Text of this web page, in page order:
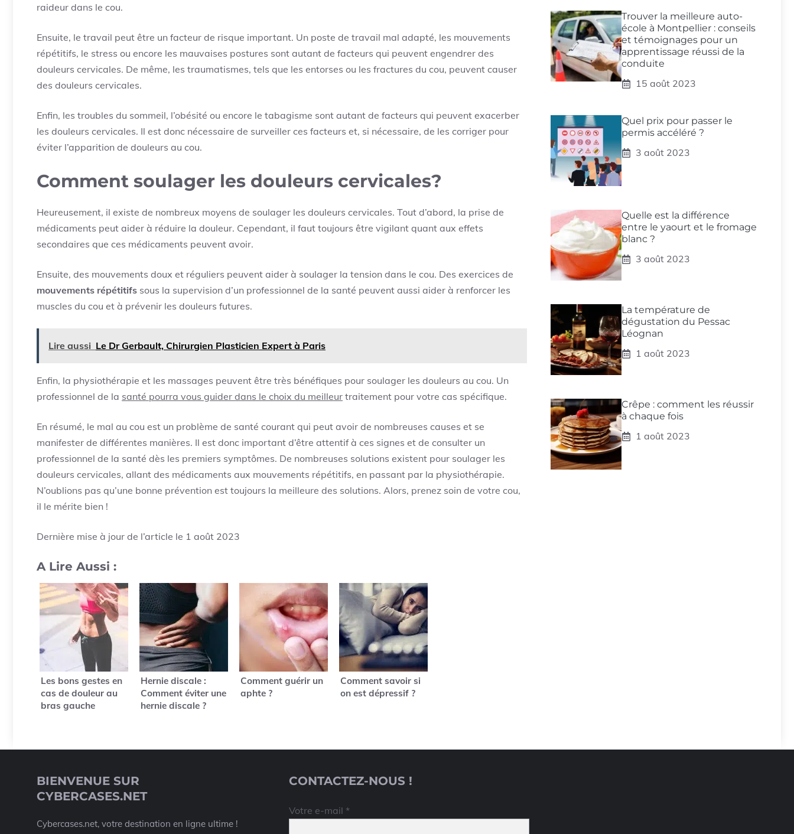
raideur dans le cou.
Ensuite, le travail peut être un facteur de risque important. Un poste de travail mal adapté, les mouvements
répétitifs, le stress ou encore les mauvaises postures sont autant de facteurs qui peuvent engendrer des
douleurs cervicales. De même, les traumatismes, tels que les entorses ou les fractures du cou, peuvent causer
des douleurs cervicales.
Enfin, les troubles du sommeil, l’obésité ou encore le tabagisme sont autant de facteurs qui peuvent exacerber
les douleurs cervicales. Il est donc nécessaire de surveiller ces facteurs et, si nécessaire, de les corriger pour
éviter l’apparition de douleurs au cou.
Comment soulager les douleurs cervicales?
Heureusement, il existe de nombreux moyens de soulager les douleurs cervicales. Tout d’abord, la prise de
médicaments peut aider à réduire la douleur. Cependant, il faut toujours être vigilant quant aux effets
secondaires que ces médicaments peuvent avoir.
Ensuite, des mouvements doux et réguliers peuvent aider à soulager la tension dans le cou. Des exercices de
mouvements répétitifs sous la supervision d’un professionnel de la santé peuvent aussi aider à renforcer les
muscles du cou et à prévenir les douleurs futures.
Lire aussi Le Dr Gerbault, Chirurgien Plasticien Expert à Paris
Enfin, la physiothérapie et les massages peuvent être très bénéfiques pour soulager les douleurs au cou. Un
professionnel de la santé pourra vous guider dans le choix du meilleur traitement pour votre cas spécifique.
En résumé, le mal au cou est un problème de santé courant qui peut avoir de nombreuses causes et se
manifester de différentes manières. Il est donc important d’être attentif à ces signes et de consulter un
professionnel de la santé dès les premiers symptômes. De nombreuses solutions existent pour soulager les
douleurs cervicales, allant des médicaments aux mouvements répétitifs, en passant par la physiothérapie.
N’oublions pas qu’une bonne prévention est toujours la meilleure des solutions. Alors, prenez soin de votre cou,
il le mérite bien !
Dernière mise à jour de l’article le 1 août 2023
A Lire Aussi :
Les bons gestes en
cas de douleur au
bras gauche
Hernie discale :
Comment éviter une
hernie discale ?
Comment guérir un
aphte ?
Comment savoir si
on est dépressif ?
Trouver la meilleure auto-
école à Montpellier : conseils
et témoignages pour un
apprentissage réussi de la
conduite
15 août 2023
Quel prix pour passer le
permis accéléré ?
3 août 2023
Quelle est la différence
entre le yaourt et le fromage
blanc ?
3 août 2023
La température de
dégustation du Pessac
Léognan
1 août 2023
Crêpe : comment les réussir
à chaque fois
1 août 2023
BIENVENUE SUR
CYBERCASES.NET
Cybercases.net, votre destination en ligne ultime !
CONTACTEZ-NOUS !
Votre e-mail *